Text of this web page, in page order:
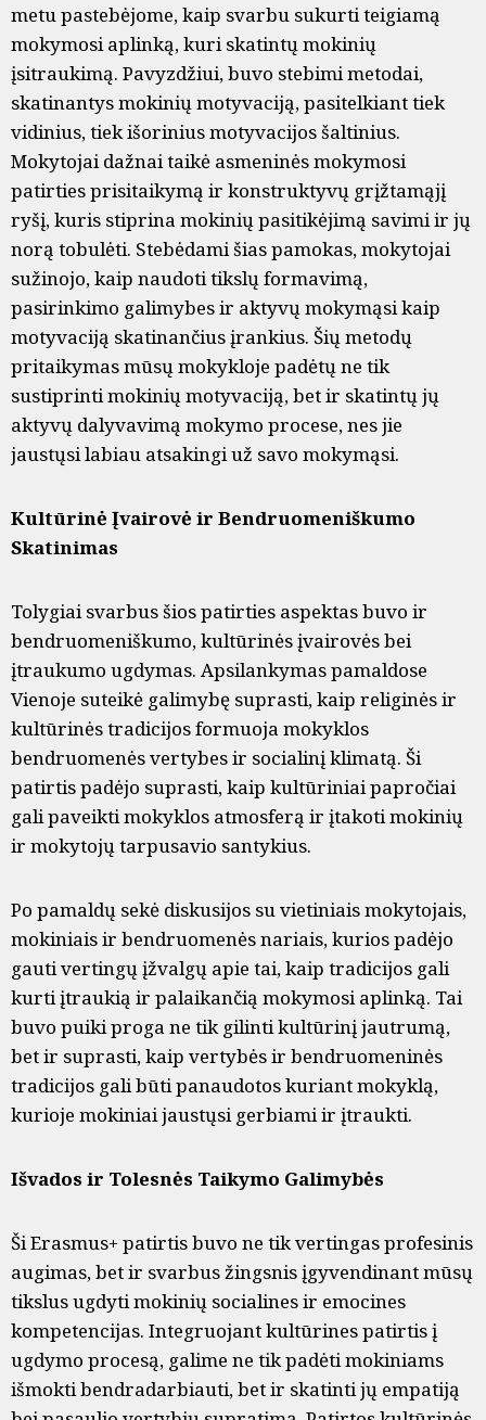
metu pastebėjome, kaip svarbu sukurti teigiamą
mokymosi aplinką, kuri skatintų mokinių
įsitraukimą. Pavyzdžiui, buvo stebimi metodai,
skatinantys mokinių motyvaciją, pasitelkiant tiek
vidinius, tiek išorinius motyvacijos šaltinius.
Mokytojai dažnai taikė asmeninės mokymosi
patirties prisitaikymą ir konstruktyvų grįžtamąjį
ryšį, kuris stiprina mokinių pasitikėjimą savimi ir jų
norą tobulėti. Stebėdami šias pamokas, mokytojai
sužinojo, kaip naudoti tikslų formavimą,
pasirinkimo galimybes ir aktyvų mokymąsi kaip
motyvaciją skatinančius įrankius. Šių metodų
pritaikymas mūsų mokykloje padėtų ne tik
sustiprinti mokinių motyvaciją, bet ir skatintų jų
aktyvų dalyvavimą mokymo procese, nes jie
jaustųsi labiau atsakingi už savo mokymąsi.
Kultūrinė Įvairovė ir Bendruomeniškumo
Skatinimas
Tolygiai svarbus šios patirties aspektas buvo ir
bendruomeniškumo, kultūrinės įvairovės bei
įtraukumo ugdymas. Apsilankymas pamaldose
Vienoje suteikė galimybę suprasti, kaip religinės ir
kultūrinės tradicijos formuoja mokyklos
bendruomenės vertybes ir socialinį klimatą. Ši
patirtis padėjo suprasti, kaip kultūriniai papročiai
gali paveikti mokyklos atmosferą ir įtakoti mokinių
ir mokytojų tarpusavio santykius.
Po pamaldų sekė diskusijos su vietiniais mokytojais,
mokiniais ir bendruomenės nariais, kurios padėjo
gauti vertingų įžvalgų apie tai, kaip tradicijos gali
kurti įtraukią ir palaikančią mokymosi aplinką. Tai
buvo puiki proga ne tik gilinti kultūrinį jautrumą,
bet ir suprasti, kaip vertybės ir bendruomeninės
tradicijos gali būti panaudotos kuriant mokyklą,
kurioje mokiniai jaustųsi gerbiami ir įtraukti.
Išvados ir Tolesnės Taikymo Galimybės
Ši Erasmus+ patirtis buvo ne tik vertingas profesinis
augimas, bet ir svarbus žingsnis įgyvendinant mūsų
tikslus ugdyti mokinių socialines ir emocines
kompetencijas. Integruojant kultūrines patirtis į
ugdymo procesą, galime ne tik padėti mokiniams
išmokti bendradarbiauti, bet ir skatinti jų empatiją